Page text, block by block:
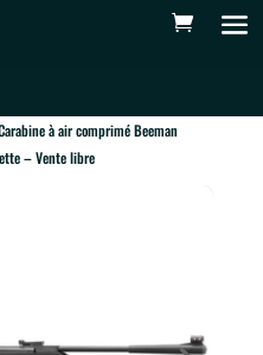
à air comprimé Beeman
– Vente libre